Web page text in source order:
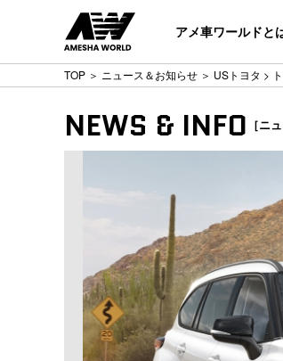
アメ車ワールドと
TOP ＞ ニュース＆お知らせ ＞ USトヨタ >
NEWS & INFO ［ニ